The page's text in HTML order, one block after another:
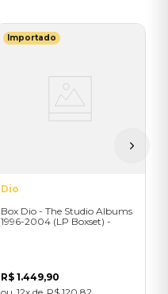
Importado
Dio
Box Dio - The Studio Albums
1996-2004 (LP Boxset) -
R$ 1.449,90
12
R$ 120 82